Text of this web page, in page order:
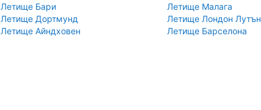
Летище Бари
Летище Малага
Летище Дортмунд
Летище Лондон Лутън
Летище Айндховен
Летище Барселона